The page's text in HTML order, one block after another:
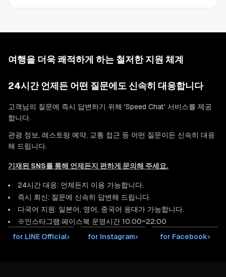
여행을 더욱 쾌적하게 하는 철저한 지원 체계
24시간 언제든 어떤 질문에도 신속히 대응합니다
고객님의 질문에 즉시 답변하기 위해 'Speed Chat' 서비스를 제공
합니다.
관광 정보, 레스토랑 예약, 교통 접근 등 어떤 질문이든 신속히 대응
해 드립니다.
기재된 SNS를 통해 언제든지 편하게 문의해 주세요.
24시간 대응: 언제든지 이용 가능합니다.
즉시 회신: 질문에 신속히 답변해 드립니다.
다국어 지원: 일본어, 영어, 중국어 응대가 가능합니다.
※인스타그램·페이스북 운영시간 10:00~22:00
for LINE Official› for Instagram› for Facebook›